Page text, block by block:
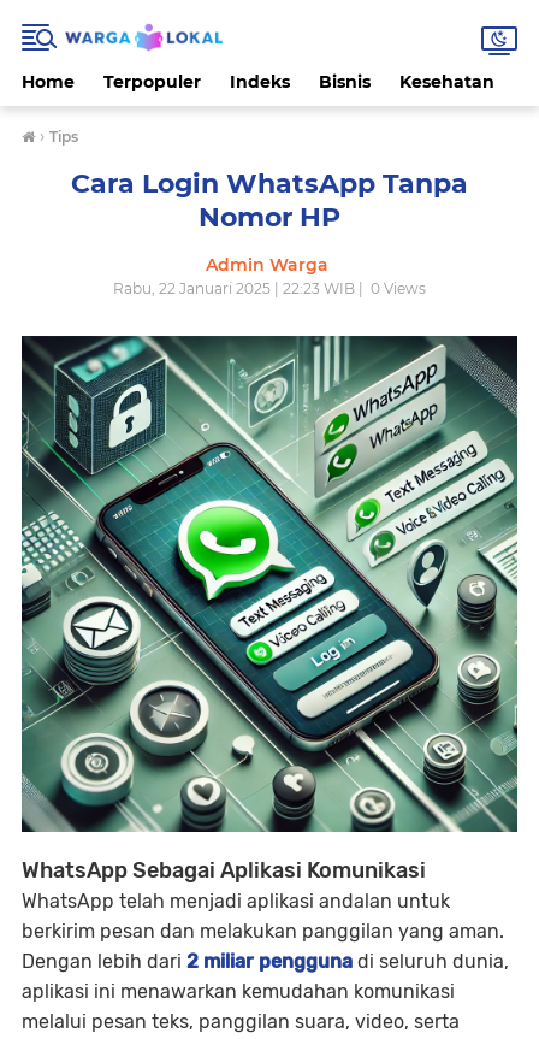
Home Terpopuler Indeks Bisnis Kesehatan
› Tips
Cara Login WhatsApp Tanpa
Nomor HP
Admin Warga
Rabu, 22 Januari 2025 | 22:23 WIB | 0 Views
WhatsApp Sebagai Aplikasi Komunikasi
WhatsApp telah menjadi aplikasi andalan untuk
berkirim pesan dan melakukan panggilan yang aman.
Dengan lebih dari 2 miliar pengguna di seluruh dunia,
aplikasi ini menawarkan kemudahan komunikasi
melalui pesan teks, panggilan suara, video, serta